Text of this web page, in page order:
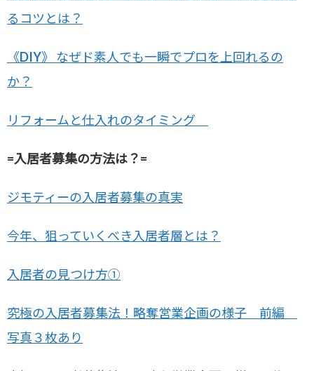
るコツとは？
《DIY》 なぜド素人でも一瞬でプロを上回れるの
か？
リフォームと仕入れのタイミング
=入居者募集の方法は？=
ジモティーの入居者募集の真実
今年、狙っていくべき入居者層とは？
入居者の見つけ方①
究極の入居者募集法！略奪営業企画の様子 前編
写真３枚あり